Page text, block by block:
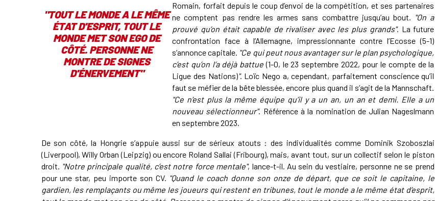
"TOUT LE MONDE A LE MÊME
ÉTAT D'ESPRIT, TOUT LE
MONDE MET SON EGO DE
CÔTÉ. PERSONNE NE
MONTRE DE SIGNES
D'ÉNERVEMENT"
Romain, forfait depuis le coup d’envoi de la compétition, et ses partenaires
ne comptent pas rendre les armes sans combattre jusqu’au bout. "On a
prouvé qu’on était capable de rivaliser avec les plus grands". La future
confrontation face à l’Allemagne, impressionnante contre l’Ecosse (5-1)
s’annonce capitale. "Ce qui peut nous avantager sur le plan psychologique,
c’est qu’on l’a déjà battue(1-0, le 23 septembre 2022, pour le compte de la
Ligue des Nations)". Loïc Nego a, cependant, parfaitement conscience qu’il
faut se méfier de la bête blessée, encore plus quand il s’agit de la Mannschaft.
"Ce n’est plus la même équipe qu’il y a un an, un an et demi. Elle a un
nouveau sélectionneur". Référence à la nomination de Julian Nageslmann
en septembre 2023.
De son côté, la Hongrie s’appuie aussi sur de sérieux atouts : des individualités comme Dominik Szoboszlai
(Liverpool), Willy Orban (Leipzig) ou encore Roland Sallai (Fribourg), mais, avant tout, sur un collectif selon le piston
droit. "Notre principale qualité, c’est notre force mentale", lance-t-il. Au sein du vestiaire, personne ne se prend
pour une star, peu importe son CV. "Quand le coach donne son onze de départ, que ce soit le capitaine, le
gardien, les remplaçants ou même les joueurs qui restent en tribunes, tout le monde a le même état d’esprit,